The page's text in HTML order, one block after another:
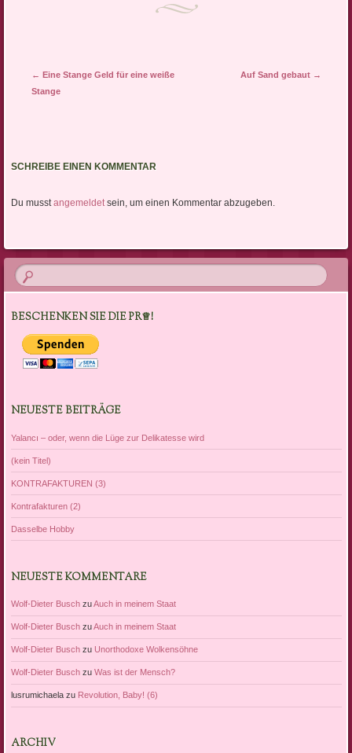
Artikel-Navigation
← Eine Stange Geld für eine weiße
Stange
Auf Sand gebaut →
SCHREIBE EINEN KOMMENTAR
Du musstangemeldetsein, um einen Kommentar abzugeben.
BESCHENKEN SIE DIE PR♕!
NEUESTE BEITRÄGE
Yalancı – oder, wenn die Lüge zur Delikatesse wird
(kein Titel)
KONTRAFAKTUREN (3)
Kontrafakturen (2)
Dasselbe Hobby
NEUESTE KOMMENTARE
Wolf-Dieter BuschzuAuch in meinem Staat
Wolf-Dieter BuschzuAuch in meinem Staat
Wolf-Dieter Buschzu Unorthodoxe Wolkensöhne
Wolf-Dieter Buschzu Was ist der Mensch?
lusrumichaelazu Revolution, Baby! (6)
ARCHIV